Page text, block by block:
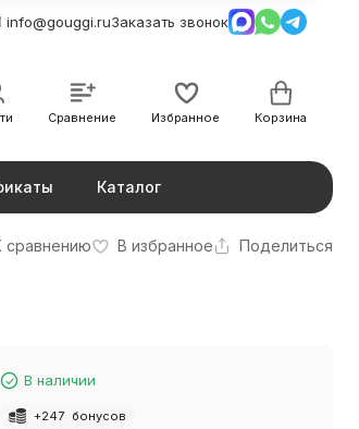
info@gouggi.ruЗаказать звонок
Сравнение Избранное Корзина
Каталог
сравнению В избранное Поделиться
В наличии
+247 бонусов